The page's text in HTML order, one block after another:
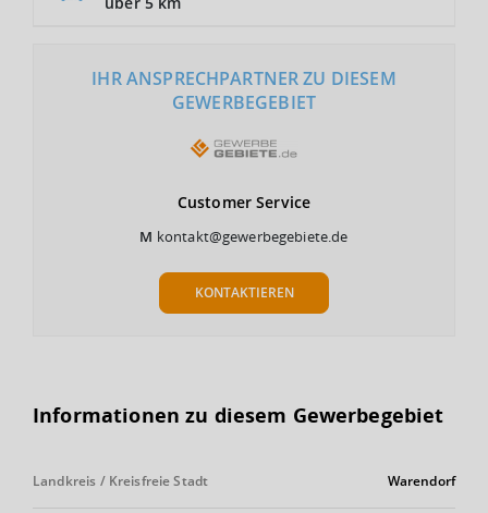
IHR ANSPRECHPARTNER ZU DIESEM
GEWERBEGEBIET
Customer Service
M kontakt@gewerbegebiete.de
KONTAKTIEREN
Informationen zu diesem Gewerbegebiet
Landkreis / Kreisfreie Stadt Warendorf